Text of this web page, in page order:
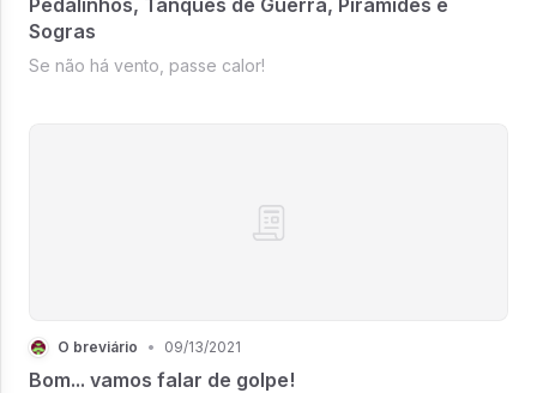
Sogras
Se não há vento, passe calor!
O breviário • 09/13/2021
Bom... vamos falar de golpe!